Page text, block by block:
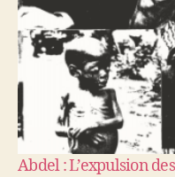
Abdel : L’expulsion